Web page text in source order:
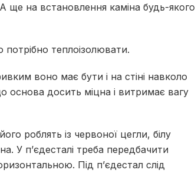
А ще на встановлення каміна будь-якого
потрібно теплоізолювати.
воно має бути і на стіні навколо
досить міцна і витримає вагу
роблять із червоної цегли, білу
У п’єдесталі треба передбачити
Під п’єдестал слід